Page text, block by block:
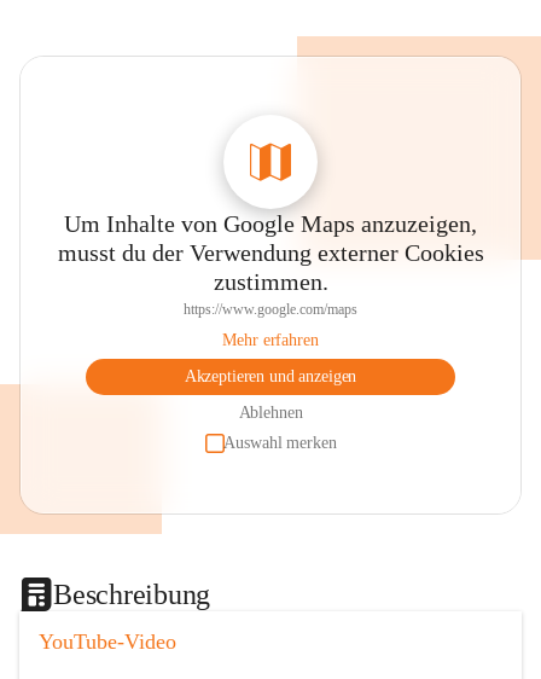
Um Inhalte von Google Maps anzuzeigen,
musst du der Verwendung externer Cookies
zustimmen.
https://www.google.com/maps
Mehr erfahren
Akzeptieren und anzeigen
Ablehnen
Auswahl merken
Beschreibung
YouTube-Video